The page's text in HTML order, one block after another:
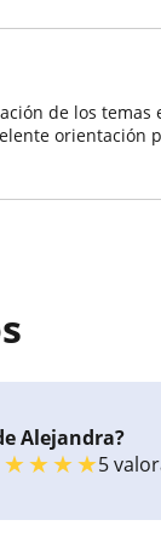
de los
Alejandra?
★★★★5